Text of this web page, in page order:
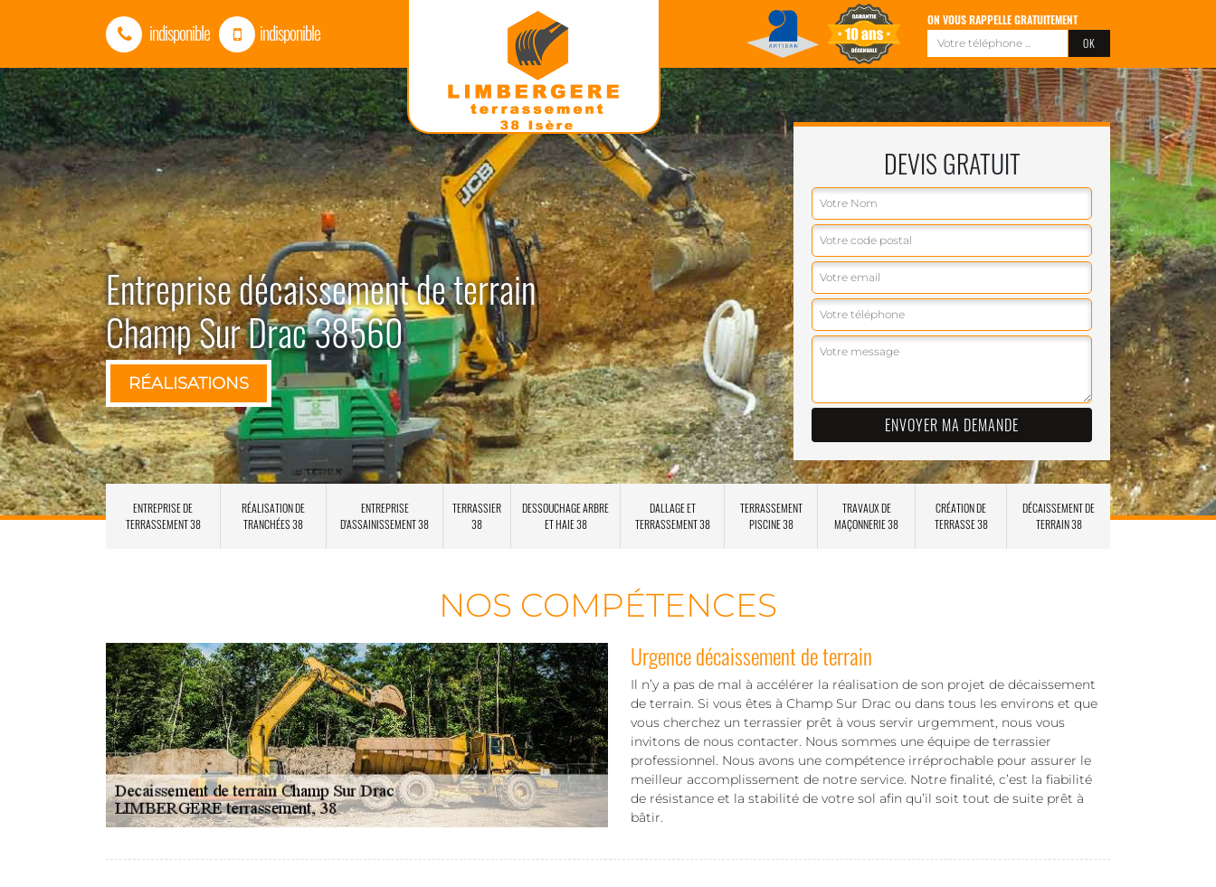
indisponible indisponible ON VOUS RAPPELLE GRATUITEMENT
Entreprise décaissement de terrain
Champ Sur Drac 38560
RÉALISATIONS
DEVIS GRATUIT
ENTREPRISE DE
TERRASSEMENT 38
RÉALISATION DE
TRANCHÉES 38
ENTREPRISE
D'ASSAINISSEMENT 38
TERRASSIER
38
DESSOUCHAGE ARBRE
ET HAIE 38
DALLAGE ET
TERRASSEMENT 38
TERRASSEMENT
PISCINE 38
TRAVAUX DE
MAÇONNERIE 38
CRÉATION DE
TERRASSE 38
DÉCAISSEMENT DE
TERRAIN 38
NOS COMPÉTENCES
Urgence décaissement de terrain
Il n’y a pas de mal à accélérer la réalisation de son projet de décaissement
de terrain. Si vous êtes à Champ Sur Drac ou dans tous les environs et que
vous cherchez un terrassier prêt à vous servir urgemment, nous vous
invitons de nous contacter. Nous sommes une équipe de terrassier
professionnel. Nous avons une compétence irréprochable pour assurer le
meilleur accomplissement de notre service. Notre finalité, c’est la fiabilité
de résistance et la stabilité de votre sol afin qu’il soit tout de suite prêt à
bâtir.